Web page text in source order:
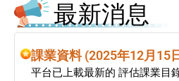
最新消息
課業資料 (2025年12月15
平台已上載最新的 評估課業目